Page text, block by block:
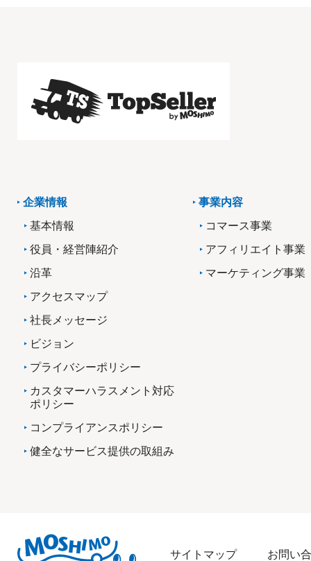
企業情報
基本情報
役員・経営陣紹介
沿革
アクセスマップ
社長メッセージ
ビジョン
プライバシーポリシー
カスタマーハラスメント対応
ポリシー
コンプライアンスポリシー
健全なサービス提供の取組み
事業内容
コマース事業
アフィリエイト事業
マーケティング事業
サイトマップ お問い